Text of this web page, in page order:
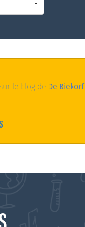
le blog de De Biekorf.